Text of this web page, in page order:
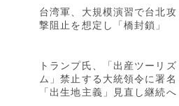
台湾軍、大規模演習で台北攻
撃阻止を想定し「橋封鎖」
トランプ氏、「出産ツーリズ
ム」禁止する大統領令に署名
「出生地主義」見直し継続へ